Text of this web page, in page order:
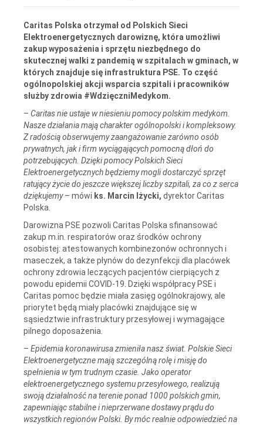
Caritas Polska otrzymał od Polskich Sieci
Elektroenergetycznych darowiznę, która umożliwi
zakup wyposażenia i sprzętu niezbędnego do
skutecznej walki z pandemią w szpitalach w gminach, w
których znajduje się infrastruktura PSE. To część
ogólnopolskiej akcji wsparcia szpitali i pracowników
służby zdrowia #WdzięczniMedykom.
– Caritas nie ustaje w niesieniu pomocy polskim medykom.
Nasze działania mają charakter ogólnopolski i kompleksowy.
Z radością obserwujemy zaangażowanie zarówno osób
prywatnych, jak i firm wyciągających pomocną dłoń do
potrzebujących. Dzięki pomocy Polskich Sieci
Elektroenergetycznychbędziemy mogli dostarczyć sprzęt
ratujący życie do jeszcze większej liczby szpitali, za co z serca
dziękujemy– mówi ks. Marcin Iżycki, dyrektor Caritas
Polska.
Darowizna PSE pozwoli Caritas Polska sfinansować
zakup m.in. respiratorów oraz środków ochrony
osobistej: atestowanych kombinezonów ochronnych i
maseczek, a także płynów do dezynfekcji dla placówek
ochrony zdrowia leczących pacjentów cierpiących z
powodu epidemii COVID-19. Dzięki współpracy PSE i
Caritas pomoc będzie miała zasięg ogólnokrajowy, ale
priorytet będą miały placówki znajdujące się w
sąsiedztwie infrastruktury przesyłowej i wymagające
pilnego doposażenia.
– Epidemia koronawirusa zmieniła nasz świat. Polskie Sieci
Elektroenergetyczne mają szczególną rolę i misję do
spełnienia w tym trudnym czasie. Jako operator
elektroenergetycznego systemu przesyłowego, realizują
swoją działalność na terenie ponad 1000 polskich gmin,
zapewniając stabilne i nieprzerwane dostawy prądu do
wszystkich regionów Polski. By móc realnie odpowiedzieć na